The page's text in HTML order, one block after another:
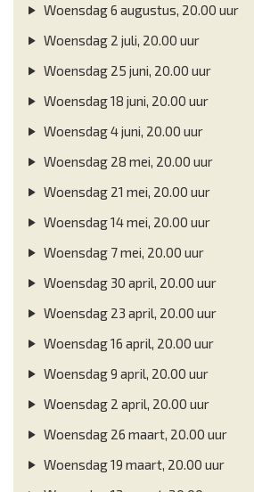
Woensdag 6 augustus, 20.00 uur
Woensdag 2 juli, 20.00 uur
Woensdag 25 juni, 20.00 uur
Woensdag 18 juni, 20.00 uur
Woensdag 4 juni, 20.00 uur
Woensdag 28 mei, 20.00 uur
Woensdag 21 mei, 20.00 uur
Woensdag 14 mei, 20.00 uur
Woensdag 7 mei, 20.00 uur
Woensdag 30 april, 20.00 uur
Woensdag 23 april, 20.00 uur
Woensdag 16 april, 20.00 uur
Woensdag 9 april, 20.00 uur
Woensdag 2 april, 20.00 uur
Woensdag 26 maart, 20.00 uur
Woensdag 19 maart, 20.00 uur